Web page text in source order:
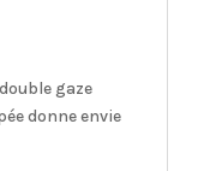
gaze
donne envie